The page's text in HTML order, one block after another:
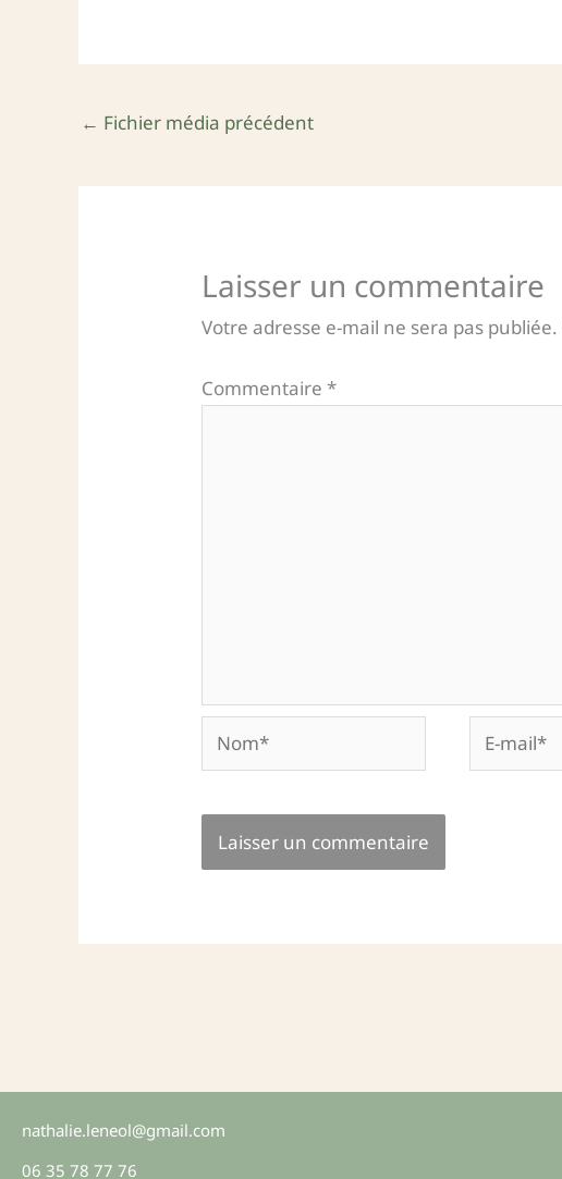
← Fichier média précédent
Laisser un commentaire
Votre adresse e-mail ne sera pas publiée.
Commentaire*
Nom*
mail*
nathalie.leneol@gmail.com
06 35 78 77 76